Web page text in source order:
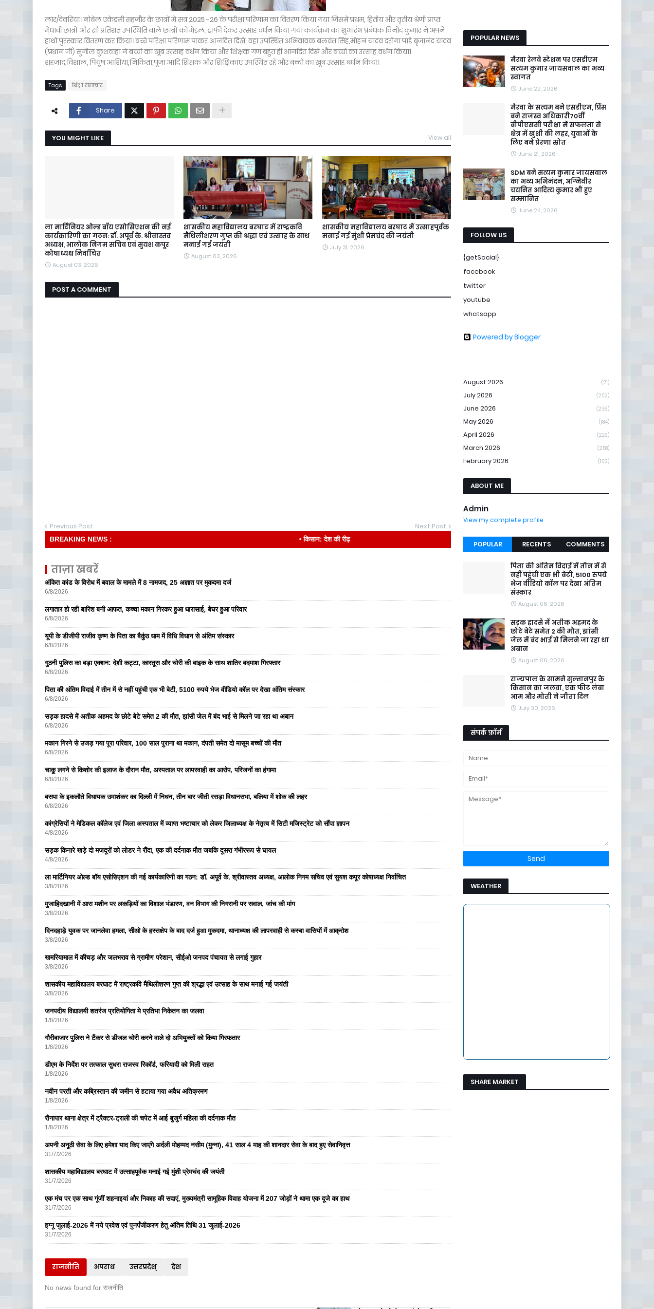
लार/देवरिया। नोबेल एकेडमी सहजौर के छात्रों में सत्र 2025 -26 के परीक्षा परिणाम का वितरण किया गया जिसमें प्रथम, द्वितीय और तृतीय श्रेणी प्राप्त
मेधावी छात्रों और सौ प्रतिशत उपस्थिति वाले छात्रों को मेडल, ट्राफी देकर उत्साह वर्धन किया गया कार्यक्रम का शुभारंभ प्रबंधक विनोद कुमार ने अपने
हाथो पुरस्कार वितरण कर किया। बच्चे परिक्षा परिणाम पाकर आनंदित दिखे, वहा उपस्थित अभिवावक बलवंत सिंह,मोहन यादव दरोगा पांडे बृजानंद यादव
(प्रधान जी) सुनील कुशवाहा ने बच्चो का खूब उत्साह वर्धन किया और शिक्षक गण बहुत ही आनंदित दिखे और बच्चो का उत्साह वर्धन किया।
शहजाद,विशाल, पियूष आशिया,निकिता,पूजा आदि शिक्षक और शिक्षिकाए उपस्थित रहे और बच्चो का खूब उत्साह बर्धन किया।
Tags शिक्षा समाचार
Share
YOU MIGHT LIKE View all
ला मार्टिनियर ओल्ड बॉय एसोसिएशन की नई
कार्यकारिणी का गठन: डॉ. अपूर्व के. श्रीवास्तव
अध्यक्ष, आलोक निगम सचिव एवं सुयश कपूर
कोषाध्यक्ष निर्वाचित
August 03, 2026
शासकीय महाविद्यालय बरघाट में राष्ट्रकवि
मैथिलीशरण गुप्त की श्रद्धा एवं उत्साह के साथ
मनाई गई जयंती
August 03, 2026
शासकीय महाविद्यालय बरघाट में उत्साहपूर्वक
मनाई गई मुंशी प्रेमचंद की जयंती
July 31, 2026
POST A COMMENT
Previous Post Next Post
BREAKING NEWS : • किसान: देश की रीढ़
ताज़ा खबरें
अंकित कांड के विरोध में बवाल के मामले में 8 नामजद, 25 अज्ञात पर मुकदमा दर्ज
6/8/2026
लगातार हो रही बारिश बनी आफत, कच्चा मकान गिरकर हुआ धारासाई, बेघर हुआ परिवार
6/8/2026
यूपी के डीजीपी राजीव कृष्ण के पिता का बैकुंठ धाम में विधि विधान से अंतिम संस्कार
6/8/2026
गुठनी पुलिस का बड़ा एक्शन: देशी कट्टा, कारतूस और चोरी की बाइक के साथ शातिर बदमाश गिरफ्तार
6/8/2026
पिता की अंतिम विदाई में तीन में से नहीं पहुंची एक भी बेटी, 5100 रुपये भेज वीडियो कॉल पर देखा अंतिम संस्कार
6/8/2026
सड़क हादसे में अतीक अहमद के छोटे बेटे समेत 2 की मौत, झांसी जेल में बंद भाई से मिलने जा रहा था अबान
6/8/2026
मकान गिरने से उजड़ गया पूरा परिवार, 100 साल पुराना था मकान, दंपती समेत दो मासूम बच्चों की मौत
6/8/2026
चाकू लगने से किशोर की इलाज के दौरान मौत, अस्पताल पर लापरवाही का आरोप, परिजनों का हंगामा
6/8/2026
बसपा के इकलाैते विधायक उमाशंकर का दिल्ली में निधन, तीन बार जीती रसड़ा विधानसभा, बलिया में शोक की लहर
6/8/2026
कांग्रेसियों ने मेडिकल कॉलेज एवं जिला अस्पताल में व्याप्त भष्टाचार को लेकर जिलाध्यक्ष के नेतृत्व में सिटी मजिस्ट्रेट को सौंपा ज्ञापन
4/8/2026
सड़क किनारे खड़े दो मजदूरों को लोडर ने रौंदा, एक की दर्दनाक मौत जबकि दूसरा गंभीररूप से घायल
4/8/2026
ला मार्टिनियर ओल्ड बॉय एसोसिएशन की नई कार्यकारिणी का गठन: डॉ. अपूर्व के. श्रीवास्तव अध्यक्ष, आलोक निगम सचिव एवं सुयश कपूर कोषाध्यक्ष निर्वाचित
3/8/2026
मुजाहिदखानी में आरा मशीन पर लकड़ियों का विशाल भंडारण, वन विभाग की निगरानी पर सवाल, जांच की मांग
3/8/2026
दिनदहाड़े युवक पर जानलेवा हमला, सीओ के हस्तक्षेप के बाद दर्ज हुआ मुकदमा, थानाध्यक्ष की लापरवाही से कस्बा वासियों में आक्रोश
3/8/2026
खमरियामाल में कीचड़ और जलभराव से ग्रामीण परेशान, सीईओ जनपद पंचायत से लगाई गुहार
3/8/2026
शासकीय महाविद्यालय बरघाट में राष्ट्रकवि मैथिलीशरण गुप्त की श्रद्धा एवं उत्साह के साथ मनाई गई जयंती
3/8/2026
जनपदीय विद्यालयी शतरंज प्रतियोगिता मे प्रतिभा निकेतन का जलवा
1/8/2026
गौरीबाजार पुलिस ने टैंकर से डीजल चोरी करने वाले दो अभियुक्तों को किया गिरफतार
1/8/2026
डीएम के निर्देश पर तत्काल सुधरा राजस्व रिकॉर्ड, फरियादी को मिली राहत
1/8/2026
नवीन परती और कब्रिस्तान की जमीन से हटाया गया अवैध अतिक्रमण
1/8/2026
रौनापार थाना क्षेत्र में ट्रैक्टर-ट्राली की चपेट में आई बुजुर्ग महिला की दर्दनाक मौत
1/8/2026
अपनी अनूठी सेवा के लिए हमेशा याद किए जाएंगे अर्दली मोहम्मद नसीम (मुन्ना), 41 साल 4 माह की शानदार सेवा के बाद हुए सेवानिवृत्त
31/7/2026
शासकीय महाविद्यालय बरघाट में उत्साहपूर्वक मनाई गई मुंशी प्रेमचंद की जयंती
31/7/2026
एक मंच पर एक साथ गूंजीं शहनाइयां और निकाह की सदाएं, मुख्यमंत्री सामूहिक विवाह योजना में 207 जोड़ों ने थामा एक दूजे का हाथ
31/7/2026
इग्नू जुलाई-2026 में नये प्रवेश एवं पुनर्पंजीकरण हेतु अंतिम तिथि 31 जुलाई-2026
31/7/2026
राजनीति अपराध उत्तरप्रदेश् देश
No news found for राजनीति
POPULAR NEWS
मैरवा रेलवे स्टेशन पर एसडीएम
सत्यम कुमार जायसवाल का भव्य
स्वागत
June 22, 2026
मैरवा के सत्यम बने एसडीएम, प्रिंस
बने राजस्व अधिकारी70वीं
बीपीएससी परीक्षा में सफलता से
क्षेत्र में खुशी की लहर, युवाओं के
लिए बने प्रेरणा स्रोत
June 21, 2026
SDM बने सत्यम कुमार जायसवाल
का भव्य अभिनंदन, अग्निवीर
चयनित आदित्य कुमार भी हुए
सम्मानित
June 24, 2026
FOLLOW US
{getSocial}
facebook
twitter
youtube
whatsapp
Powered by Blogger
August 2026 (21)
July 2026 (202)
June 2026 (239)
May 2026 (184)
April 2026 (229)
March 2026 (258)
February 2026 (102)
ABOUT ME
Admin
View my complete profile
POPULAR RECENTS COMMENTS
पिता की अंतिम विदाई में तीन में से
नहीं पहुंची एक भी बेटी, 5100 रुपये
भेज वीडियो कॉल पर देखा अंतिम
संस्कार
August 06, 2026
सड़क हादसे में अतीक अहमद के
छोटे बेटे समेत 2 की मौत, झांसी
जेल में बंद भाई से मिलने जा रहा था
अबान
August 06, 2026
राज्यपाल के सामने सुल्तानपुर के
किसान का जलवा, एक फीट लंबा
आम और मोती ने जीता दिल
July 30, 2026
संपर्क फ़ॉर्म
WEATHER
SHARE MARKET